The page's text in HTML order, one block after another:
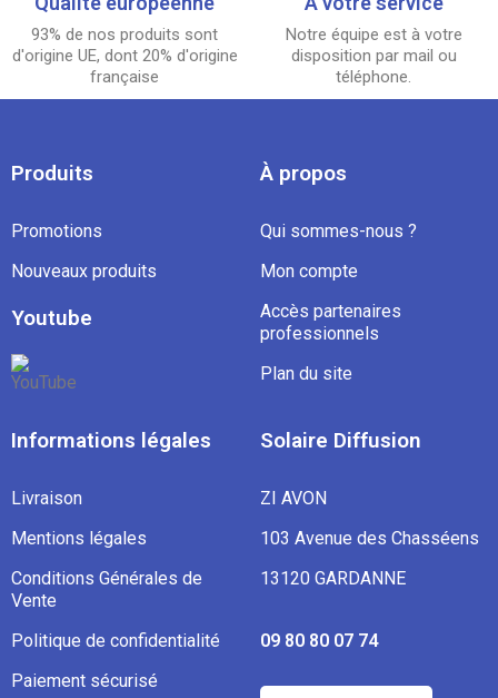
93% de nos produits sont
d'origine UE, dont 20% d'origine
française
Notre équipe est à votre
disposition par mail ou
téléphone.
Produits
Promotions
Nouveaux produits
Youtube
À propos
Qui sommes-nous ?
Mon compte
Accès partenaires
professionnels
Plan du site
Informations légales
Livraison
Mentions légales
Conditions Générales de
Vente
Politique de confidentialité
Paiement sécurisé
Solaire Diffusion
ZI AVON
103 Avenue des Chasséens
13120 GARDANNE
09 80 80 07 74